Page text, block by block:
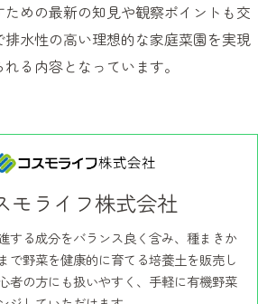
ための最新の知見や観察ポイントも交
排水性の高い理想的な家庭菜園を実現
る内容となっています。
モライフ株式会社
する成分をバランス良く含み、種まきか
で野菜を健康的に育てる培養土を販売し
者の方にも扱いやすく、手軽に有機野菜